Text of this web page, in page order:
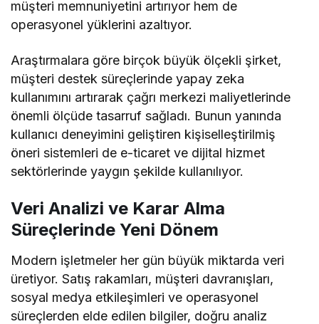
müşteri memnuniyetini artırıyor hem de
operasyonel yüklerini azaltıyor.
Araştırmalara göre birçok büyük ölçekli şirket,
müşteri destek süreçlerinde yapay zeka
kullanımını artırarak çağrı merkezi maliyetlerinde
önemli ölçüde tasarruf sağladı. Bunun yanında
kullanıcı deneyimini geliştiren kişiselleştirilmiş
öneri sistemleri de e-ticaret ve dijital hizmet
sektörlerinde yaygın şekilde kullanılıyor.
Veri Analizi ve Karar Alma
Süreçlerinde Yeni Dönem
Modern işletmeler her gün büyük miktarda veri
üretiyor. Satış rakamları, müşteri davranışları,
sosyal medya etkileşimleri ve operasyonel
süreçlerden elde edilen bilgiler, doğru analiz